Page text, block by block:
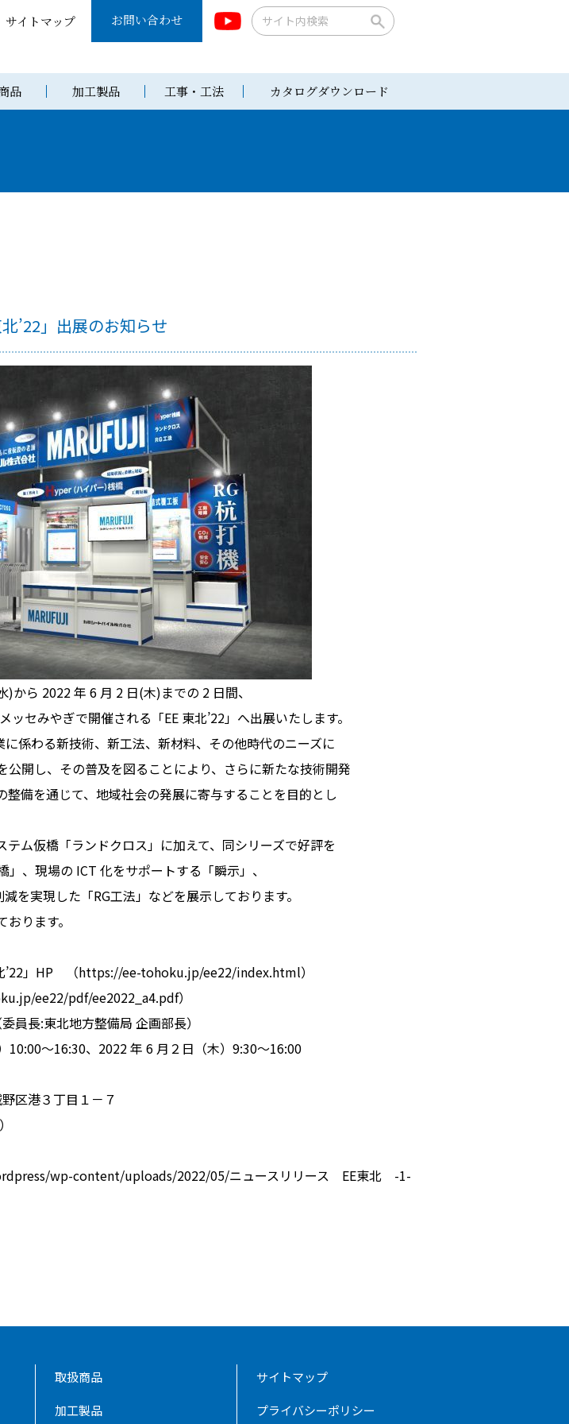
サイトマップ お問い合わせ
品 加工製品 工事・工法 カタログダウンロード
’22」出展のお知らせ
から 2022 年 6 月 2 日(木)までの 2 日間、
ッセみやぎで開催される「EE 東北’22」へ出展いたします。
に係わる新技術、新工法、新材料、その他時代のニーズに
公開し、その普及を図ることにより、さらに新たな技術開発
整備を通じて、地域社会の発展に寄与することを目的とし
テム仮橋「ランドクロス」に加えて、同シリーズで好評を
、現場の ICT 化をサポートする「瞬示」、
を実現した「RG工法」などを展示しております。
ります。
’22」HP （https://ee-tohoku.jp/ee22/index.html）
ee22/pdf/ee2022_a4.pdf）
員⾧:東北地方整備局 企画部⾧）
10:00～16:30、2022 年 6 月２日（木）9:30～16:00
区港３丁目１－７
wp-content/uploads/2022/05/ニュースリリース EE東北 -1-
取扱商品
加工製品
サイトマップ
プライバシーポリシー